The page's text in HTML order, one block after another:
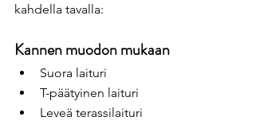
kahdella tavalla:
Kannen muodon mukaan
Suora laituri
T-päätyinen laituri
Leveä terassilaituri